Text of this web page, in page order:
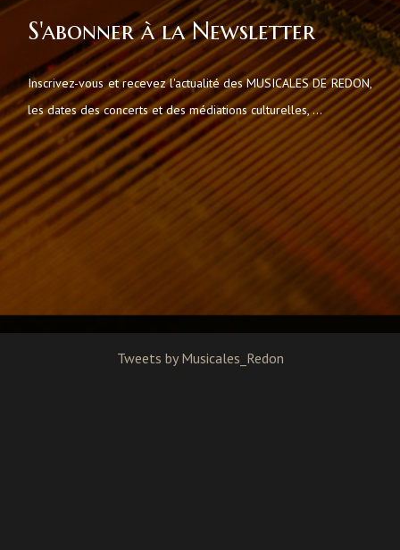
S'abonner à la Newsletter
Inscrivez-vous et recevez l'actualité des MUSICALES DE REDON,
les dates des concerts et des médiations culturelles, ...
Tweets by Musicales_Redon